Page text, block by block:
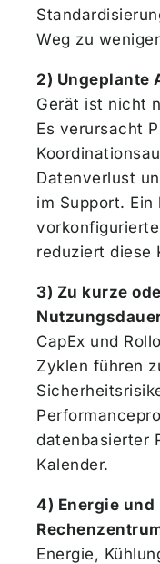
Weg zu
2) Ungeplante
Gerät ist nicht
Es verursacht
Datenverlust
im Support. Ein
reduziert diese
3) Zu kurze
CapEx und
Zyklen führen
datenbasierter
Kalender.
4) Energie
Energie,